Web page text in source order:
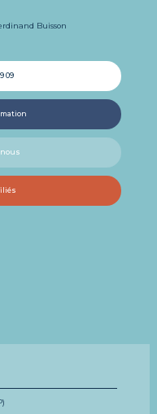
Buisson
09